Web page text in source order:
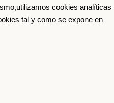
cookies analíticas
tal y como se expone en
Conoce e-Videocinco
Darse de Alta